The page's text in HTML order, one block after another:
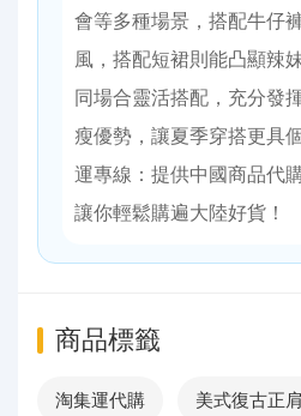
會等多種場景，搭配牛仔
風，搭配短裙則能凸顯辣
同場合靈活搭配，充分發
瘦優勢，讓夏季穿搭更具
運專線：提供中國商品代
讓你輕鬆購遍大陸好貨！
商品標籤
淘集運代購 美式復古正